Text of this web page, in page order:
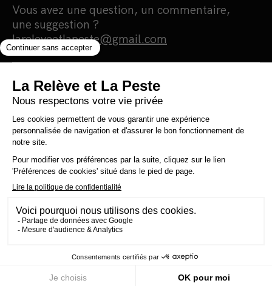
Vous avez une question, un commentaire,
une suggestion ?
lareleveetlapeste@gmail.com
Nous sommes une maison d'édition et un
média 100% indépendants qui
s'autofinancent en totale autonomie.
Notre portée est humaniste, écologiste et
surtout antiraciste. Nous nous finançons
grâce à la vente de nos livres. Notre
politique est simple : 0 pub, 0 investisseur et
0 prêt bancaire pour une information 100%
Copyright © 2024 La Relève et La Peste